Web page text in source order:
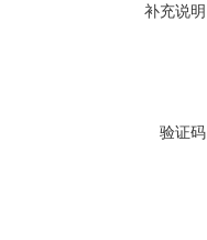
补充说
验证